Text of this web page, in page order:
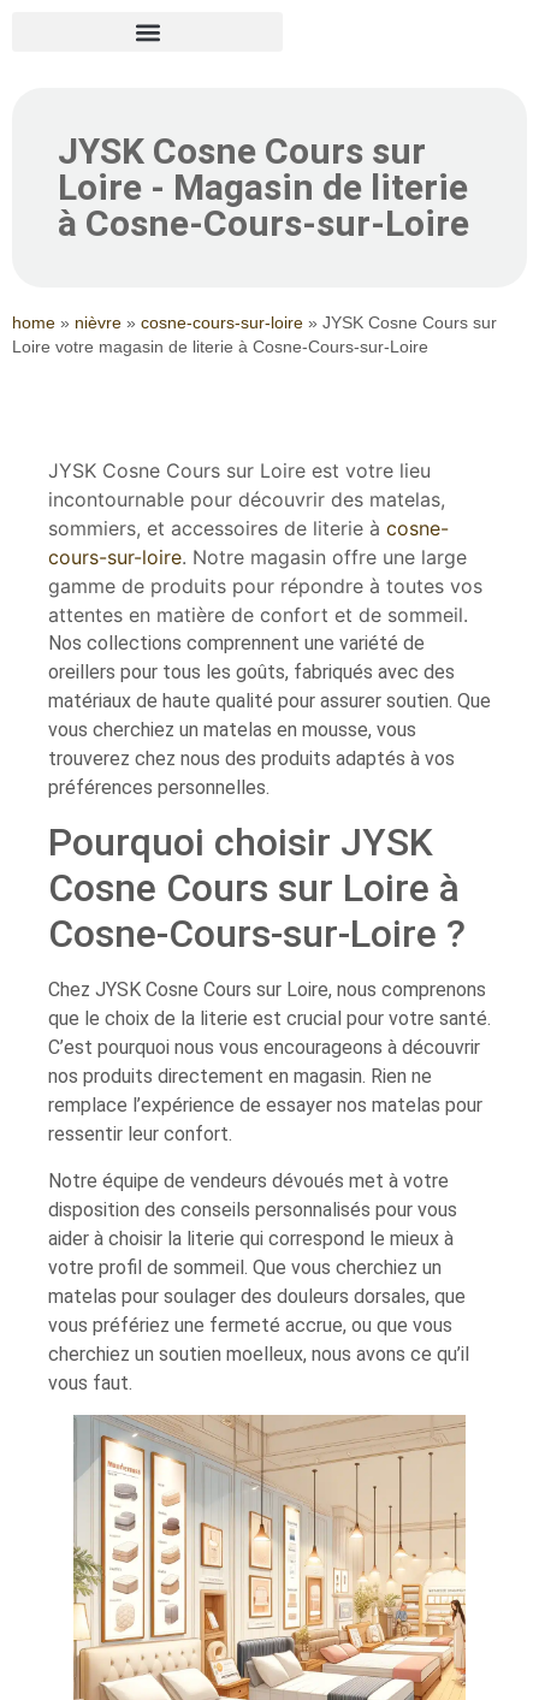
JYSK Cosne Cours sur
Loire - Magasin de literie
à Cosne-Cours-sur-Loire
home » nièvre » cosne-cours-sur-loire » JYSK Cosne Cours sur
Loire votre magasin de literie à Cosne-Cours-sur-Loire
JYSK Cosne Cours sur Loire est votre lieu
incontournable pour découvrir des matelas,
sommiers, et accessoires de literie à cosne-
cours-sur-loire. Notre magasin offre une large
gamme de produits pour répondre à toutes vos
attentes en matière de confort et de sommeil.
Nos collections comprennent une variété de
oreillers pour tous les goûts, fabriqués avec des
matériaux de haute qualité pour assurer soutien. Que
vous cherchiez un matelas en mousse, vous
trouverez chez nous des produits adaptés à vos
préférences personnelles.
Pourquoi choisir JYSK
Cosne Cours sur Loire à
Cosne-Cours-sur-Loire ?
Chez JYSK Cosne Cours sur Loire, nous comprenons
que le choix de la literie est crucial pour votre santé.
C’est pourquoi nous vous encourageons à découvrir
nos produits directement en magasin. Rien ne
remplace l’expérience de essayer nos matelas pour
ressentir leur confort.
Notre équipe de vendeurs dévoués met à votre
disposition des conseils personnalisés pour vous
aider à choisir la literie qui correspond le mieux à
votre profil de sommeil. Que vous cherchiez un
matelas pour soulager des douleurs dorsales, que
vous préfériez une fermeté accrue, ou que vous
cherchiez un soutien moelleux, nous avons ce qu’il
vous faut.